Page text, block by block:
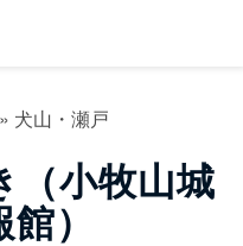
犬山・瀬戸
（小牧山城
）